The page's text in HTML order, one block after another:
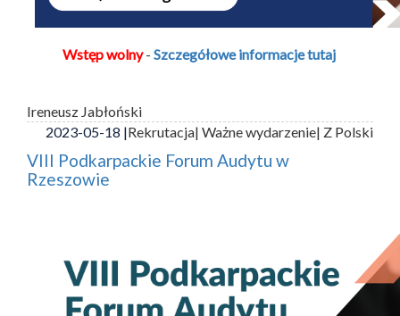
Wstęp wolny- Szczegółowe informacje tutaj
Ireneusz Jabłoński
2023-05-18 |Rekrutacja| Ważne wydarzenie| Z Polski
VIII Podkarpackie Forum Audytu w
Rzeszowie